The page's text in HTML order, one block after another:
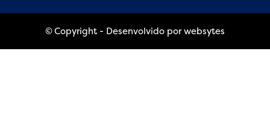
©Copyright - Desenvolvido por websytes